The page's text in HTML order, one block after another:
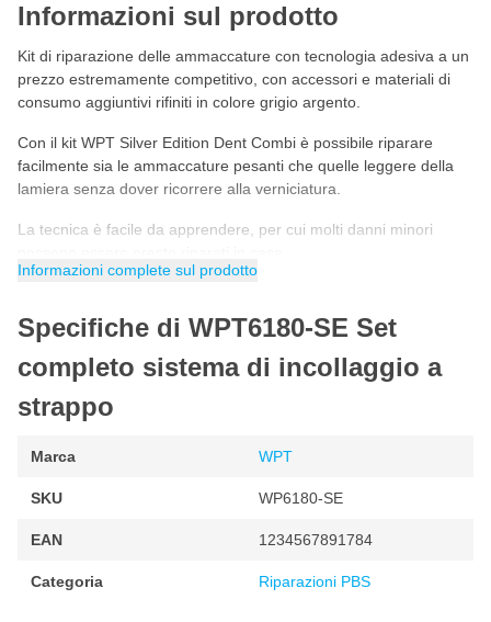
Informazioni sul prodotto
Kit di riparazione delle ammaccature con tecnologia adesiva a un
prezzo estremamente competitivo, con accessori e materiali di
consumo aggiuntivi rifiniti in colore grigio argento.
Con il kit WPT Silver Edition Dent Combi è possibile riparare
facilmente sia le ammaccature pesanti che quelle leggere della
lamiera senza dover ricorrere alla verniciatura.
La tecnica è facile da apprendere, per cui molti danni minori
1x martello per ammaccature/estrattore, edizione argento
1x pistola per colla, 100-240 Volt
2x Adattatori per colla, blu, 15 mm
2x Adattatori per colla, blu, 25 mm
2x Adattatori per colla, blu, 30 mm
2x Adattatori a colla, blu, 50x30 mm
Informazioni complete sul prodotto
Specifiche di WPT6180-SE Set
completo sistema di incollaggio a
strappo
Marca WPT
SKU WP6180-SE
EAN 1234567891784
Categoria Riparazioni PBS